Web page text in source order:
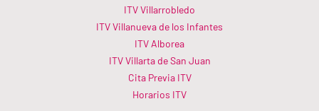
ITV Villarrobledo
ITV Villanueva de los Infantes
ITV Alborea
ITV Villarta de San Juan
Cita Previa ITV
Horarios ITV​